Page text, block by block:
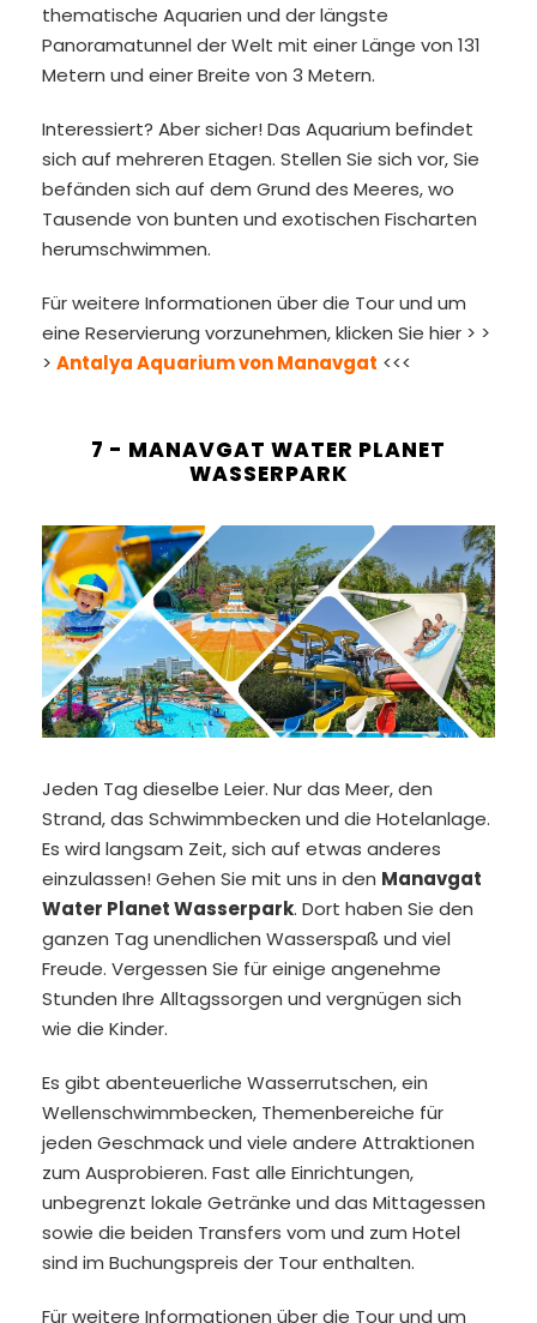
thematische Aquarien und der längste
Panoramatunnel der Welt mit einer Länge von 131
Metern und einer Breite von 3 Metern.
Interessiert? Aber sicher! Das Aquarium befindet
sich auf mehreren Etagen. Stellen Sie sich vor, Sie
befänden sich auf dem Grund des Meeres, wo
Tausende von bunten und exotischen Fischarten
herumschwimmen.
Für weitere Informationen über die Tour und um
eine Reservierung vorzunehmen, klicken Sie hier > >
> Antalya Aquarium von Manavgat <<<
7 - MANAVGAT WATER PLANET
WASSERPARK
Jeden Tag dieselbe Leier. Nur das Meer, den
Strand, das Schwimmbecken und die Hotelanlage.
Es wird langsam Zeit, sich auf etwas anderes
einzulassen! Gehen Sie mit uns in den Manavgat
Water Planet Wasserpark. Dort haben Sie den
ganzen Tag unendlichen Wasserspaß und viel
Freude. Vergessen Sie für einige angenehme
Stunden Ihre Alltagssorgen und vergnügen sich
wie die Kinder.
Es gibt abenteuerliche Wasserrutschen, ein
Wellenschwimmbecken, Themenbereiche für
jeden Geschmack und viele andere Attraktionen
zum Ausprobieren. Fast alle Einrichtungen,
unbegrenzt lokale Getränke und das Mittagessen
sowie die beiden Transfers vom und zum Hotel
sind im Buchungspreis der Tour enthalten.
Für weitere Informationen über die Tour und um